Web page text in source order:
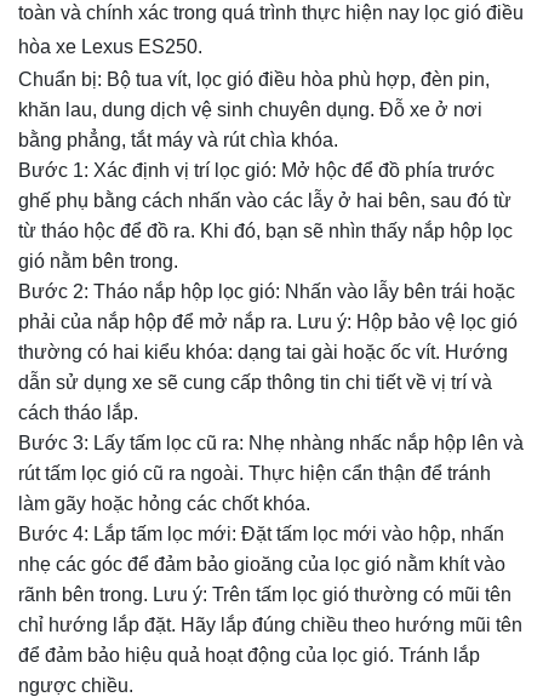
toàn và chính xác trong quá trình thực hiện nay lọc gió điều
hòa xe Lexus ES250.
Chuẩn bị: Bộ tua vít, lọc gió điều hòa phù hợp, đèn pin,
khăn lau, dung dịch vệ sinh chuyên dụng. Đỗ xe ở nơi
bằng phẳng, tắt máy và rút chìa khóa.
Bước 1: Xác định vị trí lọc gió: Mở hộc để đồ phía trước
ghế phụ bằng cách nhấn vào các lẫy ở hai bên, sau đó từ
từ tháo hộc để đồ ra. Khi đó, bạn sẽ nhìn thấy nắp hộp lọc
gió nằm bên trong.
Bước 2: Tháo nắp hộp lọc gió: Nhấn vào lẫy bên trái hoặc
phải của nắp hộp để mở nắp ra. Lưu ý: Hộp bảo vệ lọc gió
thường có hai kiểu khóa: dạng tai gài hoặc ốc vít. Hướng
dẫn sử dụng xe sẽ cung cấp thông tin chi tiết về vị trí và
cách tháo lắp.
Bước 3: Lấy tấm lọc cũ ra: Nhẹ nhàng nhấc nắp hộp lên và
rút tấm lọc gió cũ ra ngoài. Thực hiện cẩn thận để tránh
làm gãy hoặc hỏng các chốt khóa.
Bước 4: Lắp tấm lọc mới: Đặt tấm lọc mới vào hộp, nhấn
nhẹ các góc để đảm bảo gioăng của lọc gió nằm khít vào
rãnh bên trong. Lưu ý: Trên tấm lọc gió thường có mũi tên
chỉ hướng lắp đặt. Hãy lắp đúng chiều theo hướng mũi tên
để đảm bảo hiệu quả hoạt động của lọc gió. Tránh lắp
ngược chiều.